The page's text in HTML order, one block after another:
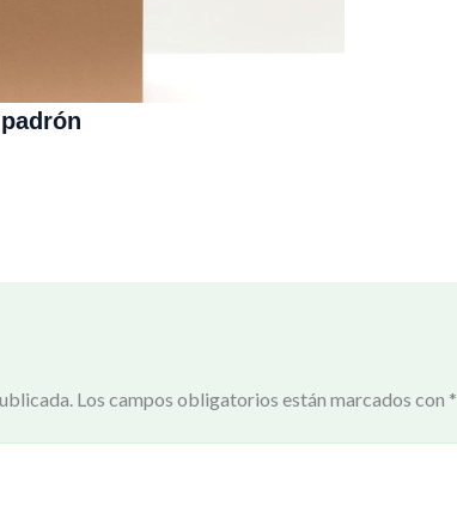
Los campos obligatorios están marcados con *